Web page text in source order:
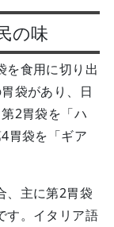
の味
を食用に切り出
袋があり、日
2胃袋を「ハ
胃袋を「ギア
、主に第2胃袋
す。イタリア語